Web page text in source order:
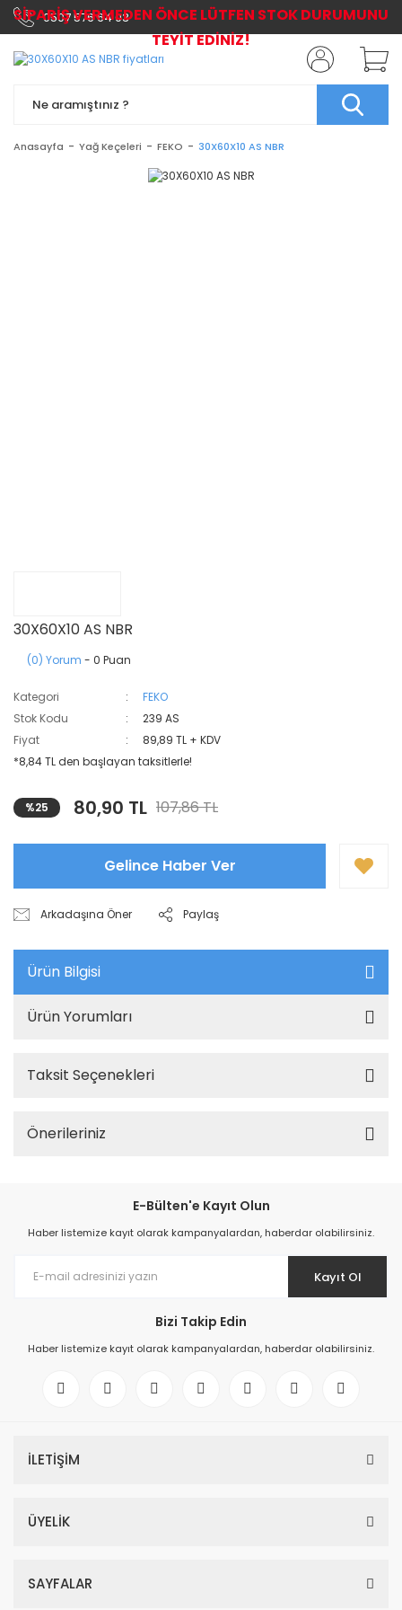
0507 576 64 03
Anasayfa Yağ Keçeleri FEKO 30X60X10 AS NBR
30X60X10 AS NBR
(0) Yorum - 0 Puan
Kategori
FEKO
Stok Kodu
239 AS
Fiyat
89,89 TL + KDV
*8,84 TL den başlayan taksitlerle!
%25 80,90 TL 107,86 TL
Gelince Haber Ver
Arkadaşına Öner Paylaş
Ürün Bilgisi
Ürün Yorumları
Taksit Seçenekleri
Önerileriniz
E-Bülten'e Kayıt Olun
Haber listemize kayıt olarak kampanyalardan, haberdar olabilirsiniz.
Kayıt Ol
Bizi Takip Edin
Haber listemize kayıt olarak kampanyalardan, haberdar olabilirsiniz.
İLETİŞİM
ÜYELİK
SAYFALAR
SİPARİŞ VERMEDEN ÖNCE LÜTFEN STOK DURUMUNU
TEYİT EDİNİZ!